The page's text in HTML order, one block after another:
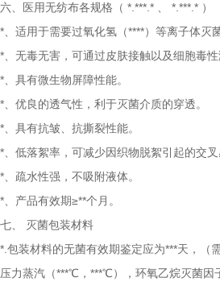
六、医用无纺布各规格（ *.***.* *.***.* ）
*、适用于需要过氧化氢（****）等离子体灭
*、无毒无害，可通过皮肤接触以及细胞毒性
*、具有微生物屏障性能。
*、优良的透气性，利于灭菌介质的穿透。
*、具有抗皱、抗撕裂性能。
*、低落絮率，可减少因织物脱絮引起的交叉
*、疏水性强，不吸附液体。
*、产品有效期≥**个月。
七、
灭菌包装材料
*.包装材料的无菌有效期鉴定应为***天，（
压力蒸汽（***℃，***℃），环氧乙烷灭菌因